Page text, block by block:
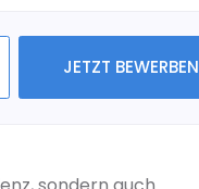
JETZT BEWERBEN